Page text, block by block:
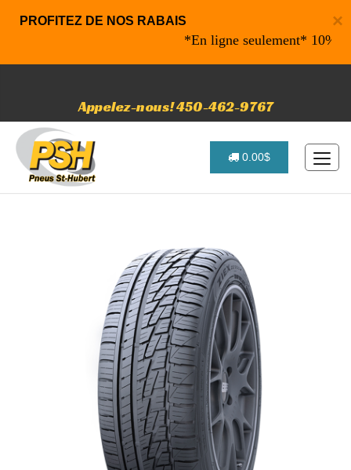
×
PROFITEZ DE NOS RABAIS
*En ligne seulement* 10% de
Appelez-nous! 450-462-9767
0.00$